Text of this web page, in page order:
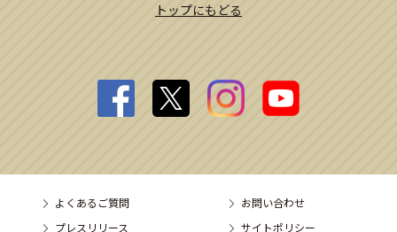
トップにもどる
よくあるご質問
お問い合わせ
プレスリリース
サイトポリシー